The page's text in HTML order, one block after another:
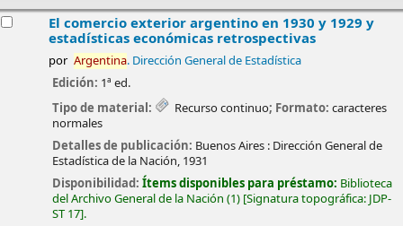
El comercio exterior argentino en 1930 y 1929 y
estadísticas económicas retrospectivas
por Argentina. Dirección General de Estadística
Edición: 1ª ed.
Tipo de material:
Recurso continuo; Formato: caracteres
normales
Detalles de publicación: Buenos Aires : Dirección General de
Estadística de la Nación, 1931
Disponibilidad:Ítems disponibles para préstamo: Biblioteca
del Archivo General de la Nación (1) Signatura topográfica: JDP-
ST 17 .